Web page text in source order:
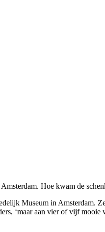
Hoe kwam de
Museum in Amsterdam.
‘maar aan vier of vijf